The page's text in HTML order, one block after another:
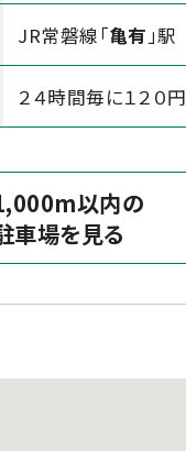
JR常磐線「亀有」駅
２４時間毎に１２０円
以内の
車場を見る